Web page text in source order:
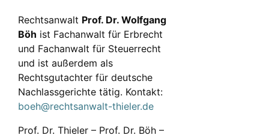
Rechtsanwalt Prof. Dr. Wolfgang
Böh ist Fachanwalt für Erbrecht
und Fachanwalt für Steuerrecht
und ist außerdem als
Rechtsgutachter für deutsche
Nachlassgerichte tätig. Kontakt:
boeh@rechtsanwalt-thieler.de
Prof. Dr. Thieler – Prof. Dr. Böh –